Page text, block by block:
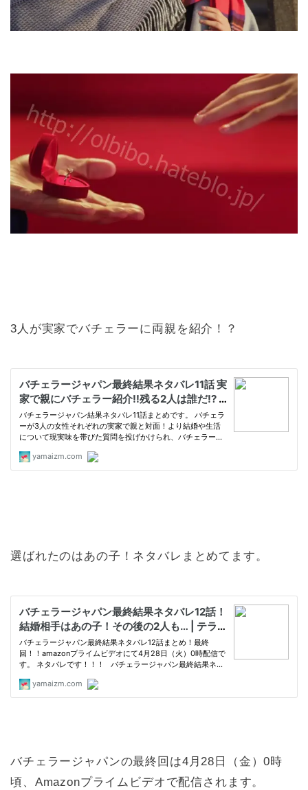
3人が実家でバチェラーに両親を紹介！？
選ばれたのはあの子！ネタバレまとめてます。
バチェラージャパンの最終回は4月28日（金）0時
頃、Amazonプライムビデオで配信されます。